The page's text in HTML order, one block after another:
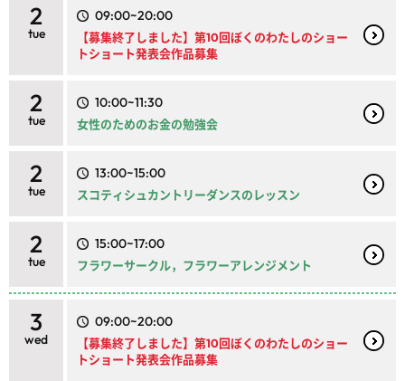
2
tue
09:00~20:00
【募集終了しました】第10回ぼくのわたしのショー
トショート発表会作品募集
2
tue
10:00~11:30
女性のためのお金の勉強会
2
tue
13:00~15:00
スコティシュカントリーダンスのレッスン
2
tue
15:00~17:00
フラワーサークル，フラワーアレンジメント
3
wed
09:00~20:00
【募集終了しました】第10回ぼくのわたしのショー
トショート発表会作品募集